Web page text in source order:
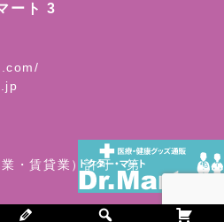
ート 3
業・賃貸業）許可 第
ショッピングモール| ドクター・マ